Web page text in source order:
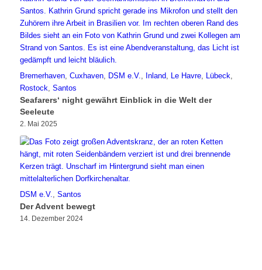
Bremerhaven, Cuxhaven, DSM e.V., Inland, Le Havre, Lübeck,
Rostock, Santos
Seafarers‘ night gewährt Einblick in die Welt der
Seeleute
2. Mai 2025
DSM e.V., Santos
Der Advent bewegt
14. Dezember 2024